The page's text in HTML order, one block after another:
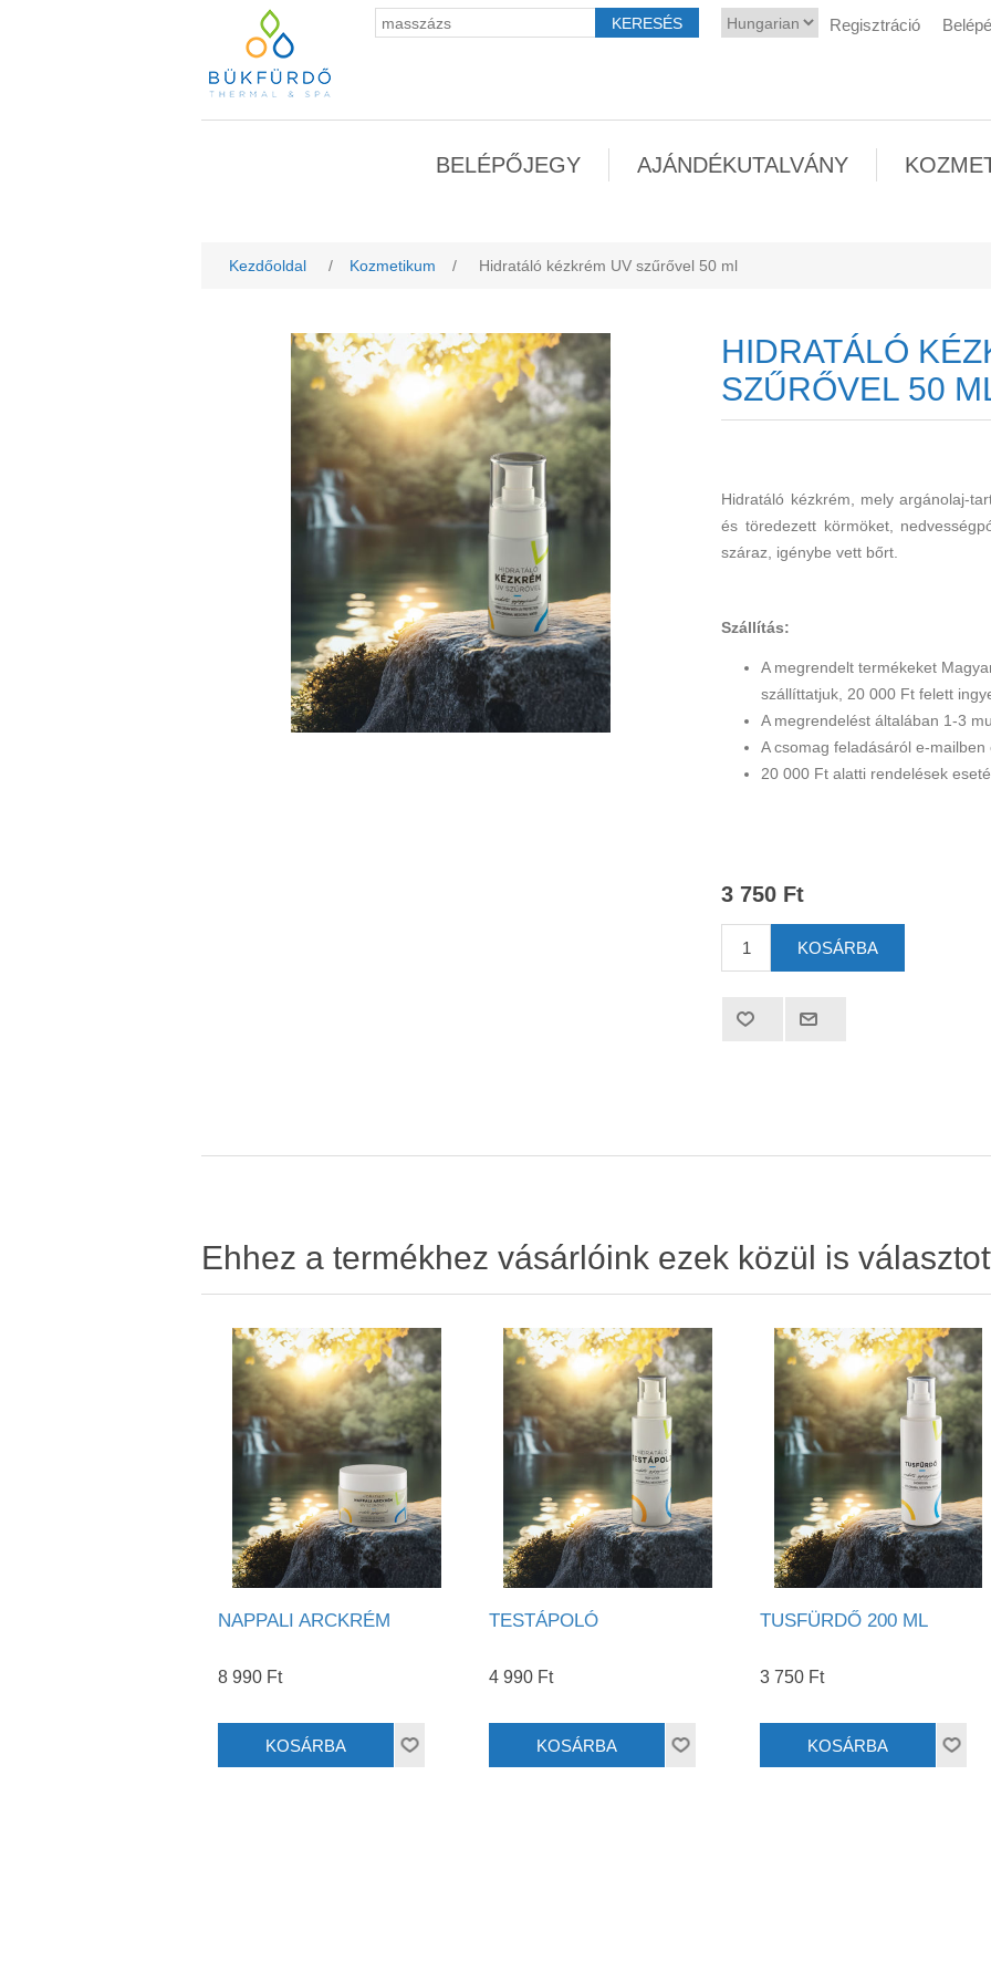
Regisztráció
BELÉPŐJEGY AJÁNDÉKUTALVÁNY
Kezdőoldal / Kozmetikum / Hidratáló kézkrém UV szűrővel 50 ml
HIDRATÁLÓ
SZŰRŐVEL 50
Hidratáló kézkrém, mely argánolaj-
és töredezett körmöket,
száraz, igénybe vett bőrt.
Szállítás:
A megrendelt termékeket
szállíttatjuk, 20 000 Ft felett
A megrendelést általában 1-3
A csomag feladásáról e-mailben
20 000 Ft alatti rendelések
3 750 Ft
Ehhez a termékhez vásárlóink ezek közül is
NAPPALI ARCKRÉM
8 990 Ft
TESTÁPOLÓ
4 990 Ft
TUSFÜRDŐ 200 ML
3 750 Ft